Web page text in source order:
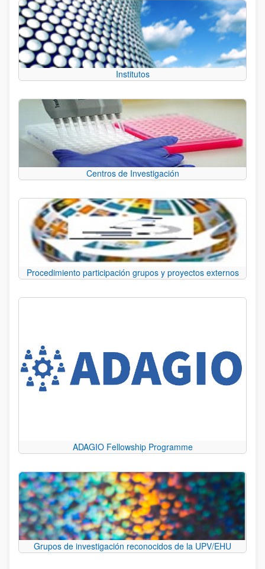
Institutos
Centros de Investigación
Procedimiento participación grupos y proyectos externos
ADAGIO Fellowship Programme
Grupos de investigación reconocidos de la UPV/EHU